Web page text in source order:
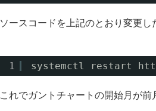
ソースコードを上記のとおり変更
1 systemctl restart
これでガントチャートの開始月が前